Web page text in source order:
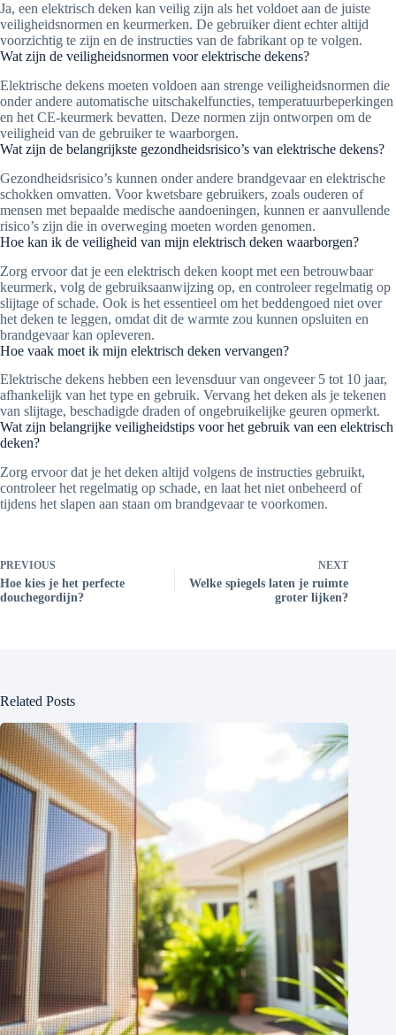
Ja, een elektrisch deken kan veilig zijn als het voldoet aan de juiste
veiligheidsnormen en keurmerken. De gebruiker dient echter altijd
voorzichtig te zijn en de instructies van de fabrikant op te volgen.
Wat zijn de veiligheidsnormen voor elektrische dekens?
Elektrische dekens moeten voldoen aan strenge veiligheidsnormen die
onder andere automatische uitschakelfuncties, temperatuurbeperkingen
en het CE-keurmerk bevatten. Deze normen zijn ontworpen om de
veiligheid van de gebruiker te waarborgen.
Wat zijn de belangrijkste gezondheidsrisico’s van elektrische dekens?
Gezondheidsrisico’s kunnen onder andere brandgevaar en elektrische
schokken omvatten. Voor kwetsbare gebruikers, zoals ouderen of
mensen met bepaalde medische aandoeningen, kunnen er aanvullende
risico’s zijn die in overweging moeten worden genomen.
Hoe kan ik de veiligheid van mijn elektrisch deken waarborgen?
Zorg ervoor dat je een elektrisch deken koopt met een betrouwbaar
keurmerk, volg de gebruiksaanwijzing op, en controleer regelmatig op
slijtage of schade. Ook is het essentieel om het beddengoed niet over
het deken te leggen, omdat dit de warmte zou kunnen opsluiten en
brandgevaar kan opleveren.
Hoe vaak moet ik mijn elektrisch deken vervangen?
Elektrische dekens hebben een levensduur van ongeveer 5 tot 10 jaar,
afhankelijk van het type en gebruik. Vervang het deken als je tekenen
van slijtage, beschadigde draden of ongebruikelijke geuren opmerkt.
Wat zijn belangrijke veiligheidstips voor het gebruik van een elektrisch
deken?
Zorg ervoor dat je het deken altijd volgens de instructies gebruikt,
controleer het regelmatig op schade, en laat het niet onbeheerd of
tijdens het slapen aan staan om brandgevaar te voorkomen.
PREVIOUS
Hoe kies je het perfecte
douchegordijn?
NEXT
Welke spiegels laten je ruimte
groter lijken?
Related Posts